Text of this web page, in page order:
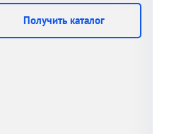
Получить каталог